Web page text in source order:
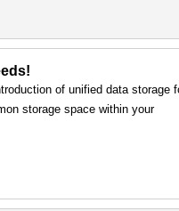
of unified data storage
storage space within your